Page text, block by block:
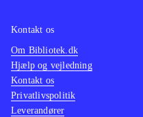
landkort og bøger om
Margueritruten. De
rutens 1000
form. Den nye bog
supplement, der
Kontakt os
Om Bibliotek.dk
Hjælp og vejledning
Kontakt os
Privatlivspolitik
Leverandører